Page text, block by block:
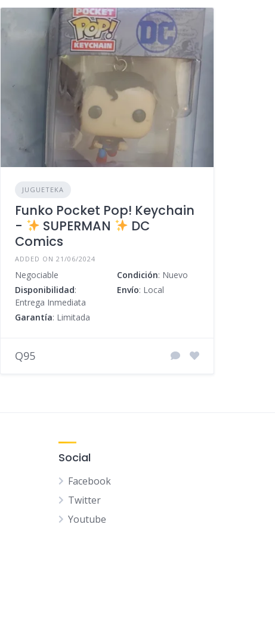
JUGUETEKA
Funko Pocket Pop! Keychain
-
SUPERMAN
DC
Comics
ADDED ON 21/06/2024
Negociable Condición: Nuevo
Disponibilidad:
Entrega Inmediata
Envío: Local
Garantía: Limitada
Q95
Social
Facebook
Twitter
Youtube